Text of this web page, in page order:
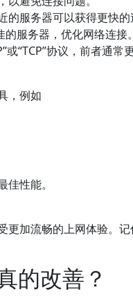
服务器可以获得更快的
服务器，优化网络连接。
“TCP”协议，前者通常
，例如
性能。
更加流畅的上网体验。
的改善？